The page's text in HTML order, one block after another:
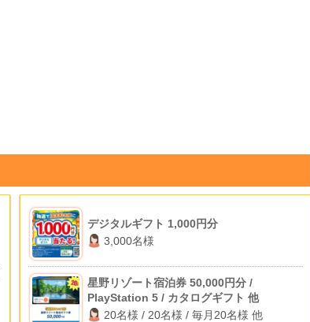
デジタルギフト 1,000円分
3,000名様
星野リゾート宿泊券 50,000円分 /
PlayStation 5 / カタログギフト 他
20名様 / 20名様 / 毎月20名様 他